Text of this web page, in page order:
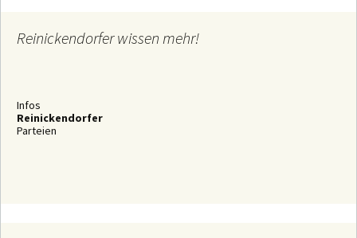
Reinickendorfer wissen mehr!
Infos
Reinickendorfer
Parteien